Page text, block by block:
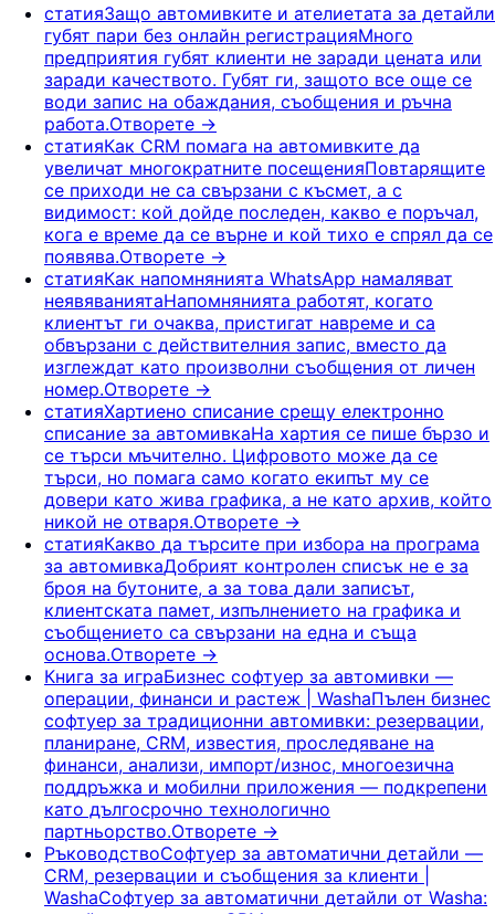
статияЗащо автомивките и ателиетата за детайли
губят пари без онлайн регистрацияМного
предприятия губят клиенти не заради цената или
заради качеството. Губят ги, защото все още се
води запис на обаждания, съобщения и ръчна
работа.Отворете →
статияКак CRM помага на автомивките да
увеличат многократните посещенияПовтарящите
се приходи не са свързани с късмет, а с
видимост: кой дойде последен, какво е поръчал,
кога е време да се върне и кой тихо е спрял да се
появява.Отворете →
статияКак напомнянията WhatsApp намаляват
неявяваниятаНапомнянията работят, когато
клиентът ги очаква, пристигат навреме и са
обвързани с действителния запис, вместо да
изглеждат като произволни съобщения от личен
номер.Отворете →
статияХартиено списание срещу електронно
списание за автомивкаНа хартия се пише бързо и
се търси мъчително. Цифровото може да се
търси, но помага само когато екипът му се
довери като жива графика, а не като архив, който
никой не отваря.Отворете →
статияКакво да търсите при избора на програма
за автомивкаДобрият контролен списък не е за
броя на бутоните, а за това дали записът,
клиентската памет, изпълнението на графика и
съобщението са свързани на една и съща
основа.Отворете →
Книга за играБизнес софтуер за автомивки —
операции, финанси и растеж | WashaПълен бизнес
софтуер за традиционни автомивки: резервации,
планиране, CRM, известия, проследяване на
финанси, анализи, импорт/износ, многоезична
поддръжка и мобилни приложения — подкрепени
като дългосрочно технологично
партньорство.Отворете →
РъководствоСофтуер за автоматични детайли —
CRM, резервации и съобщения за клиенти |
WashaСофтуер за автоматични детайли от Washa: